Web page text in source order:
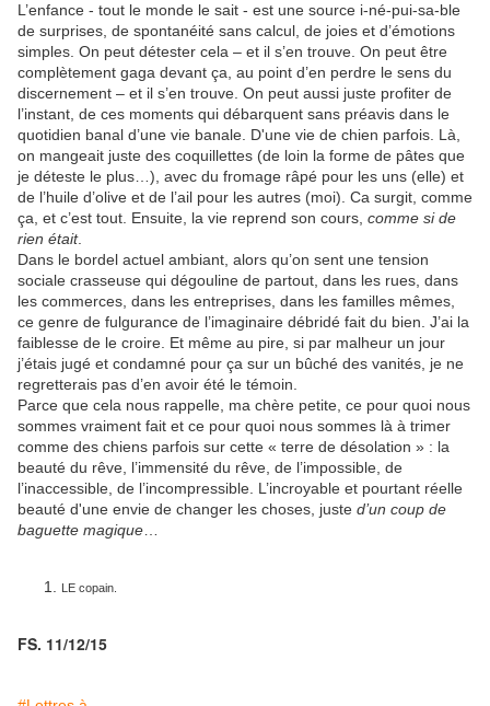
L’enfance - tout le monde le sait - est une source i-né-pui-sa-ble
de surprises, de spontanéité sans calcul, de joies et d’émotions
simples. On peut détester cela – et il s’en trouve. On peut être
complètement gaga devant ça, au point d’en perdre le sens du
discernement – et il s’en trouve. On peut aussi juste profiter de
l’instant, de ces moments qui débarquent sans préavis dans le
quotidien banal d’une vie banale. D'une vie de chien parfois. Là,
on mangeait juste des coquillettes (de loin la forme de pâtes que
je déteste le plus…), avec du fromage râpé pour les uns (elle) et
de l’huile d’olive et de l’ail pour les autres (moi). Ca surgit, comme
ça, et c’est tout. Ensuite, la vie reprend son cours, comme si de
rien était.
Dans le bordel actuel ambiant, alors qu’on sent une tension
sociale crasseuse qui dégouline de partout, dans les rues, dans
les commerces, dans les entreprises, dans les familles mêmes,
ce genre de fulgurance de l’imaginaire débridé fait du bien. J’ai la
faiblesse de le croire. Et même au pire, si par malheur un jour
j’étais jugé et condamné pour ça sur un bûché des vanités, je ne
regretterais pas d’en avoir été le témoin.
Parce que cela nous rappelle, ma chère petite, ce pour quoi nous
sommes vraiment fait et ce pour quoi nous sommes là à trimer
comme des chiens parfois sur cette « terre de désolation » : la
beauté du rêve, l’immensité du rêve, de l’impossible, de
l’inaccessible, de l’incompressible. L’incroyable et pourtant réelle
beauté d'une envie de changer les choses, juste d’un coup de
baguette magique
LE copain.
FS. 11/12/15